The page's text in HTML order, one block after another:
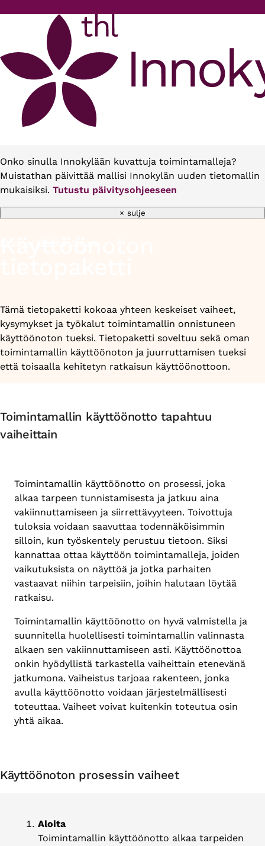
Onko sinulla Innokylään kuvattuja toimintamalleja?
Muistathan päivittää mallisi Innokylän uuden tietomallin
mukaisiksi. Tutustu päivitysohjeeseen
× sulje
Tämä tietopaketti kokoaa yhteen keskeiset vaiheet,
kysymykset ja työkalut toimintamallin onnistuneen
käyttöönoton tueksi. Tietopaketti soveltuu sekä oman
toimintamallin käyttöönoton ja juurruttamisen tueksi
että toisaalla kehitetyn ratkaisun käyttöönottoon.
Toimintamallin käyttöönotto tapahtuu
vaiheittain
Toimintamallin käyttöönotto on prosessi, joka
alkaa tarpeen tunnistamisesta ja jatkuu aina
vakiinnuttamiseen ja siirrettävyyteen. Toivottuja
tuloksia voidaan saavuttaa todennäköisimmin
silloin, kun työskentely perustuu tietoon. Siksi
kannattaa ottaa käyttöön toimintamalleja, joiden
vaikutuksista on näyttöä ja jotka parhaiten
vastaavat niihin tarpeisiin, joihin halutaan löytää
ratkaisu.
Toimintamallin käyttöönotto on hyvä valmistella ja
suunnitella huolellisesti toimintamallin valinnasta
alkaen sen vakiinnuttamiseen asti. Käyttöönottoa
onkin hyödyllistä tarkastella vaiheittain etenevänä
jatkumona. Vaiheistus tarjoaa rakenteen, jonka
avulla käyttöönotto voidaan järjestelmällisesti
toteuttaa. Vaiheet voivat kuitenkin toteutua osin
yhtä aikaa.
Käyttöönoton prosessin vaiheet
Aloita
Toimintamallin käyttöönotto alkaa tarpeiden